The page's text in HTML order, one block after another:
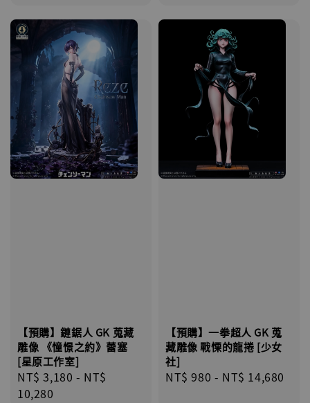
【預購】鏈鋸人 GK 蒐藏
雕像 《憧憬之約》蕾塞
[星原工作室]
Regular
price
NT$ 3,180 - NT$
10,280
【預購】一拳超人 GK 蒐
藏雕像 戰慄的龍捲 [少女
社]
Regular
NT$ 980 - NT$ 14,680